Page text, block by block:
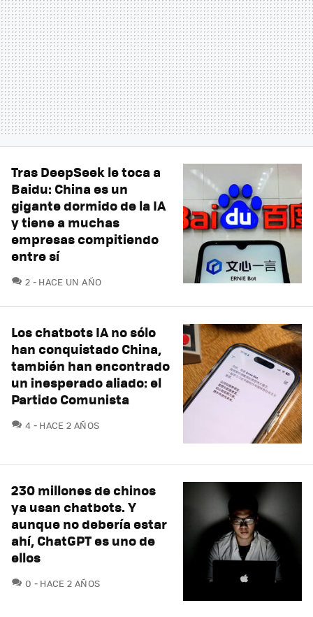
Tras DeepSeek le toca a
Baidu: China es un
gigante dormido de la IA
y tiene a muchas
empresas compitiendo
entre sí
2 COMENTARIOS
HACE UN AÑO
Los chatbots IA no sólo
han conquistado China,
también han encontrado
un inesperado aliado: el
Partido Comunista
4 COMENTARIOS
HACE 2 AÑOS
230 millones de chinos
ya usan chatbots. Y
aunque no debería estar
ahí, ChatGPT es uno de
ellos
0 COMENTARIOS
HACE 2 AÑOS